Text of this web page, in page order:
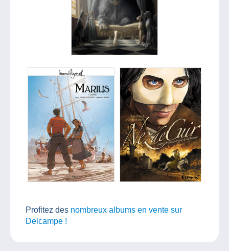
Profitez des nombreux albums en vente sur
Delcampe !